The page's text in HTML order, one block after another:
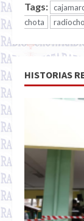
Tags:
chota
HISTORIAS